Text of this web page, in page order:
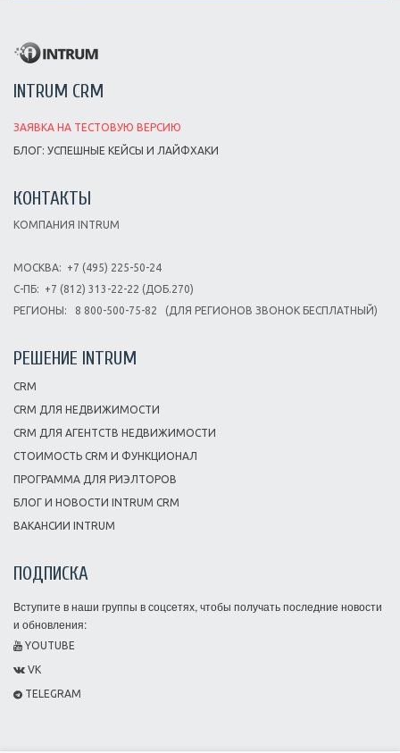
INTRUM CRM
ЗАЯВКА НА ТЕСТОВУЮ ВЕРСИЮ
БЛОГ: УСПЕШНЫЕ КЕЙСЫ И ЛАЙФХАКИ
КОНТАКТЫ
КОМПАНИЯ INTRUM
МОСКВА:
+7 (495) 225-50-24
С-ПБ:
+7 (812) 313-22-22 (ДОБ.270)
РЕГИОНЫ:
8 800-500-75-82 (ДЛЯ РЕГИОНОВ ЗВОНОК БЕСПЛАТНЫЙ)
РЕШЕНИЕ INTRUM
CRM
CRM ДЛЯ НЕДВИЖИМОСТИ
CRM ДЛЯ АГЕНТСТВ НЕДВИЖИМОСТИ
СТОИМОСТЬ CRM И ФУНКЦИОНАЛ
ПРОГРАММА ДЛЯ РИЭЛТОРОВ
БЛОГ И НОВОСТИ INTRUM CRM
ВАКАНСИИ INTRUM
ПОДПИСКА
Вступите в наши группы в соцсетях, чтобы получать последние новости
и обновления:
YOUTUBE
VK
TELEGRAM